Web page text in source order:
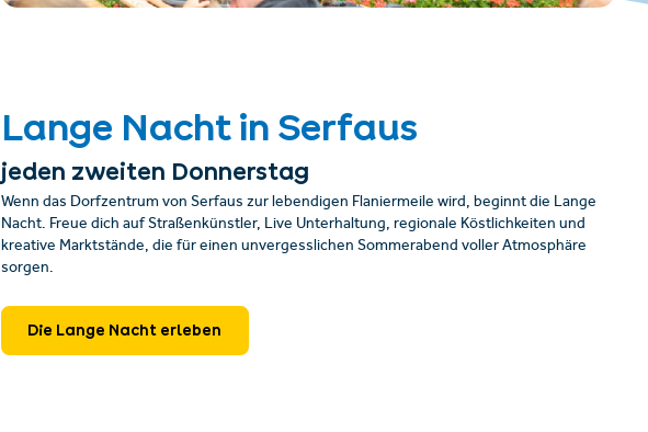
Lange Nacht in Serfaus
jeden zweiten Donnerstag
Wenn das Dorfzentrum von Serfaus zur lebendigen Flaniermeile wird, beginnt die Lange
Nacht. Freue dich auf Straßenkünstler, Live Unterhaltung, regionale Köstlichkeiten und
kreative Marktstände, die für einen unvergesslichen Sommerabend voller Atmosphäre
sorgen.
Die Lange Nacht erleben